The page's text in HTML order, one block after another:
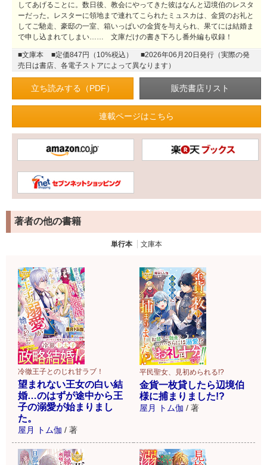
してあげることに。数日後、教会にやってきた彼はなんと辺境伯のレスタ
ーだった。レスターに領地まで連れてこられたミュスカは、金貨のお礼と
してご馳走、豪邸の一室、箱いっぱいの金貨を与えられ、果てには結婚ま
で申し込まれてしまい…… 文庫だけの書き下ろし番外編も収録！
■文庫本 ■定価847円（10%税込）
■2026年06月20日発行（実際の発
売日は書店、各電子ストアによって異なります）
立ち読みする（PDF）
連載ページはこちら
著者の他の書籍
単行本 文庫本
冷徹王子とのじれ甘ラブ！
望まれない王女の白い結
婚…のはずが途中から王
子の溺愛が始まりまし
た。
屋月 トム伽 / 著
平民聖女、見初められる!?
金貨一枚貸したら辺境伯
様に捕まりました!?
屋月 トム伽 / 著